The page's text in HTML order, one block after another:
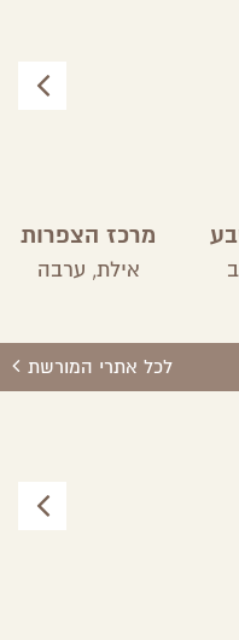
מרכז הצפרות
באילת
אילת, ערבה
לכל אתרי המורשת